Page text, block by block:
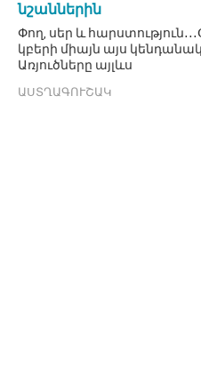
նշաններին
Փող, սեր և
կբերի միայն այս
Առյուծները այլևս
ԱՍՏՂԱԳՈՒՇԱԿ